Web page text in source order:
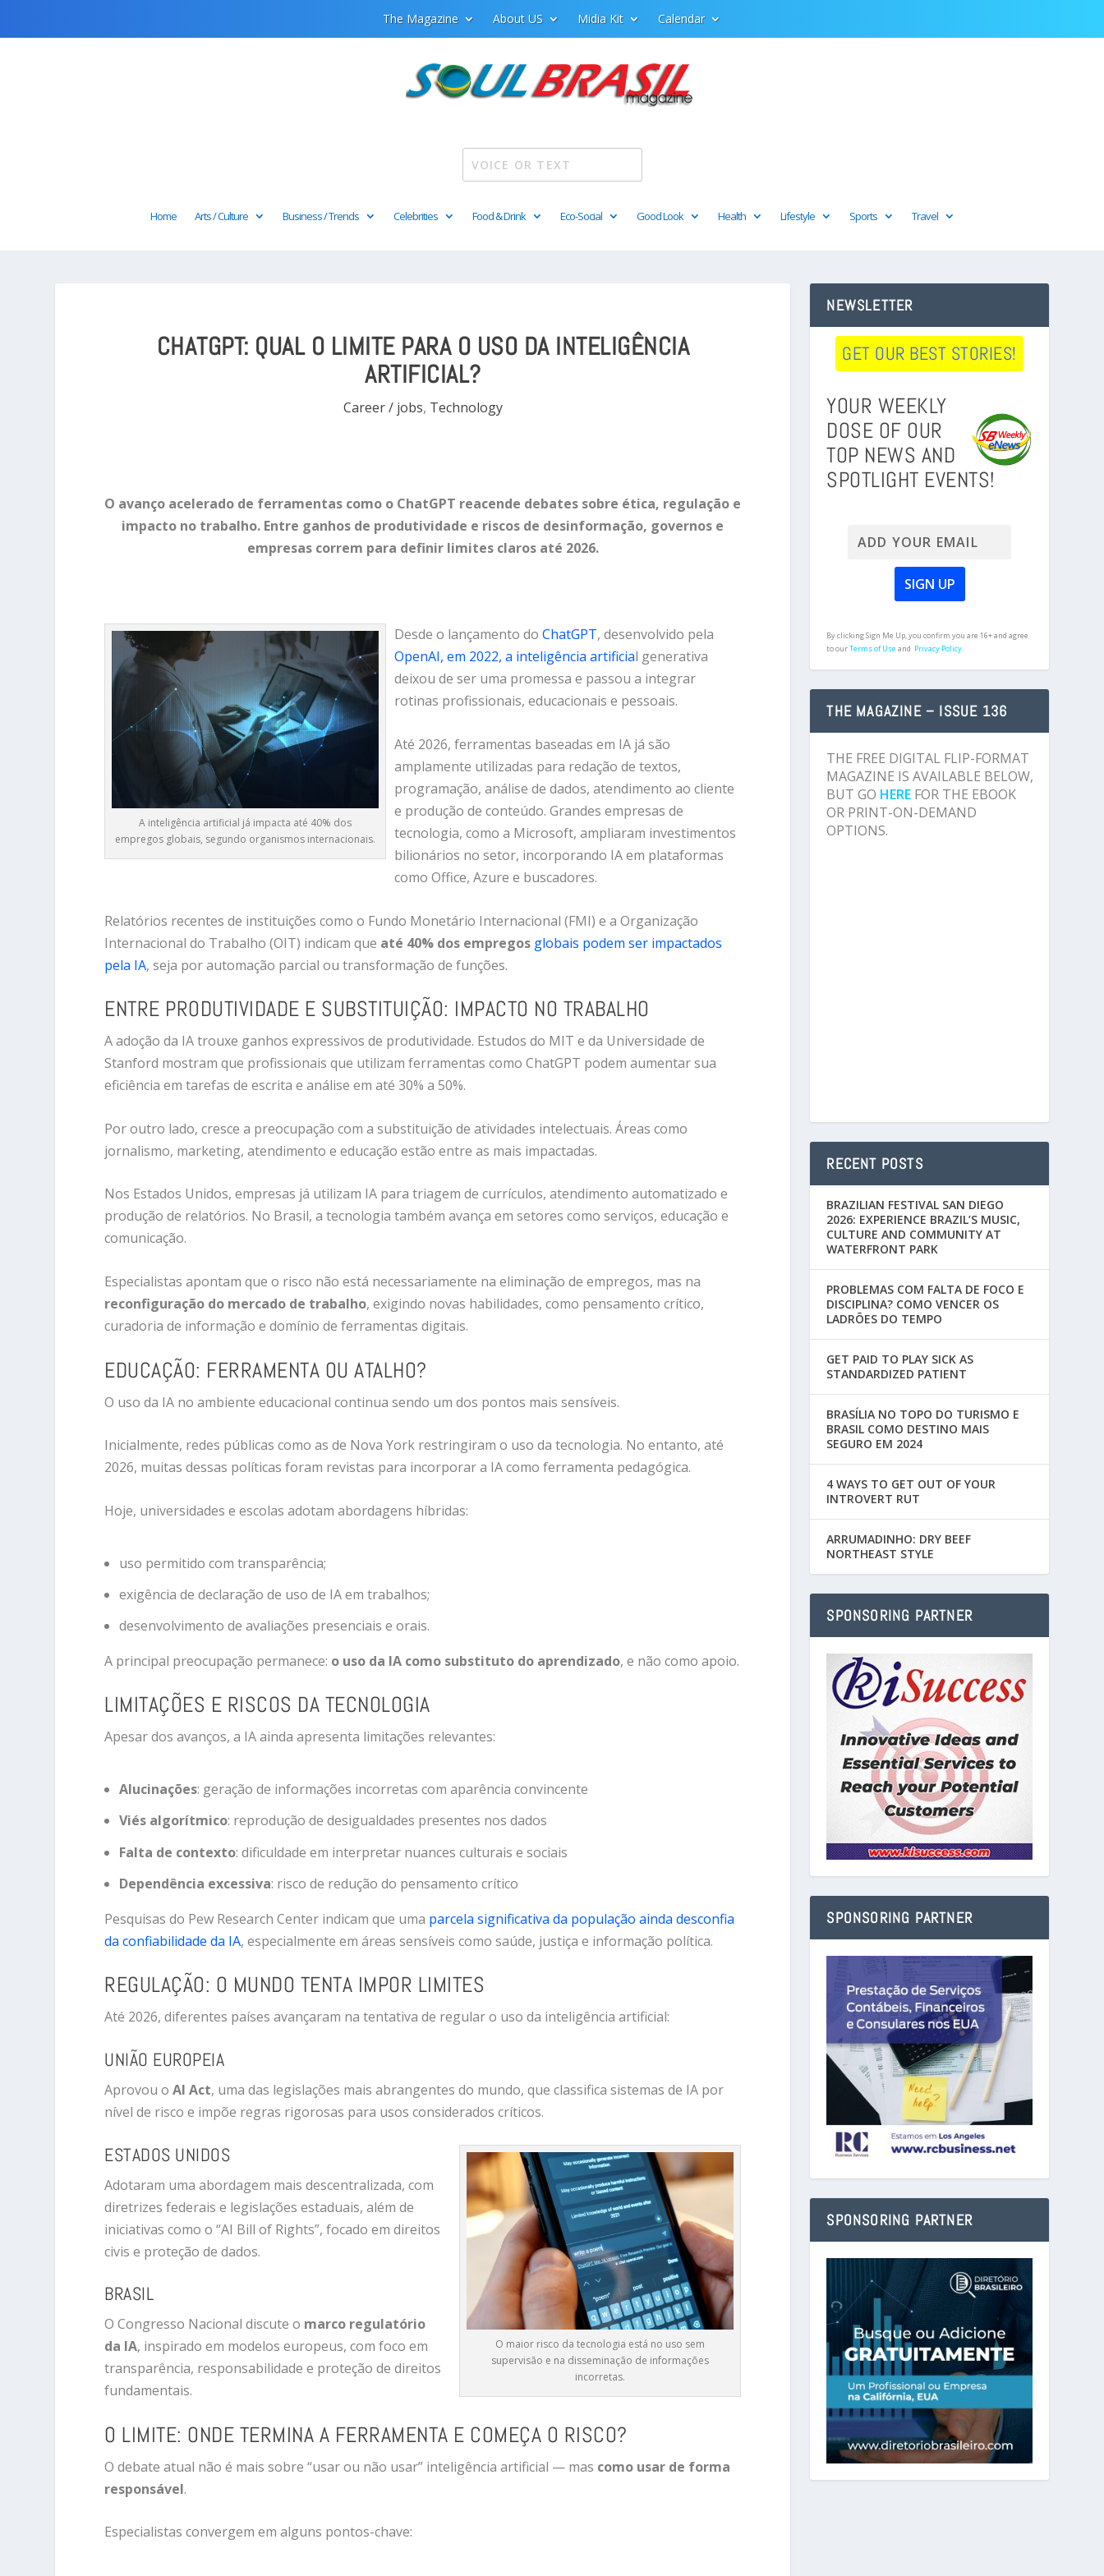
The Magazine About US Midia Kit Calendar
Home Arts / Culture Business / Trends Celebrities Food & Drink Eco-Social Good Look Health Lifestyle Sports Travel
CHATGPT: QUAL O LIMITE PARA O USO DA INTELIGÊNCIA
ARTIFICIAL?
Career / jobs, Technology
O avanço acelerado de ferramentas como o ChatGPT reacende debates sobre ética, regulação e
impacto no trabalho. Entre ganhos de produtividade e riscos de desinformação, governos e
empresas correm para definir limites claros até 2026.
A inteligência artificial já impacta até 40% dos
empregos globais, segundo organismos internacionais.
Desde o lançamento doChatGPT, desenvolvido pela
OpenAI, em 2022, a inteligência artificial generativa
deixou de ser uma promessa e passou a integrar
rotinas profissionais, educacionais e pessoais.
Até 2026, ferramentas baseadas em IA já são
amplamente utilizadas para redação de textos,
programação, análise de dados, atendimento ao cliente
e produção de conteúdo. Grandes empresas de
tecnologia, como a Microsoft, ampliaram investimentos
bilionários no setor, incorporando IA em plataformas
como Office, Azure e buscadores.
Relatórios recentes de instituições como o Fundo Monetário Internacional (FMI) e a Organização
Internacional do Trabalho (OIT) indicam que até 40% dos empregos globais podem ser impactados
pela IA, seja por automação parcial ou transformação de funções.
ENTRE PRODUTIVIDADE E SUBSTITUIÇÃO: IMPACTO NO TRABALHO
A adoção da IA trouxe ganhos expressivos de produtividade. Estudos do MIT e da Universidade de
Stanford mostram que profissionais que utilizam ferramentas como ChatGPT podem aumentar sua
eficiência em tarefas de escrita e análise em até 30% a 50%.
Por outro lado, cresce a preocupação com a substituição de atividades intelectuais. Áreas como
jornalismo, marketing, atendimento e educação estão entre as mais impactadas.
Nos Estados Unidos, empresas já utilizam IA para triagem de currículos, atendimento automatizado e
produção de relatórios. No Brasil, a tecnologia também avança em setores como serviços, educação e
comunicação.
Especialistas apontam que o risco não está necessariamente na eliminação de empregos, mas na
reconfiguração do mercado de trabalho, exigindo novas habilidades, como pensamento crítico,
curadoria de informação e domínio de ferramentas digitais.
EDUCAÇÃO: FERRAMENTA OU ATALHO?
O uso da IA no ambiente educacional continua sendo um dos pontos mais sensíveis.
Inicialmente, redes públicas como as de Nova York restringiram o uso da tecnologia. No entanto, até
2026, muitas dessas políticas foram revistas para incorporar a IA como ferramenta pedagógica.
Hoje, universidades e escolas adotam abordagens híbridas:
uso permitido com transparência;
exigência de declaração de uso de IA em trabalhos;
desenvolvimento de avaliações presenciais e orais.
A principal preocupação permanece: o uso da IA como substituto do aprendizado, e não como apoio.
LIMITAÇÕES E RISCOS DA TECNOLOGIA
Apesar dos avanços, a IA ainda apresenta limitações relevantes:
Alucinações: geração de informações incorretas com aparência convincente
Viés algorítmico: reprodução de desigualdades presentes nos dados
Falta de contexto: dificuldade em interpretar nuances culturais e sociais
Dependência excessiva: risco de redução do pensamento crítico
Pesquisas do Pew Research Center indicam que uma parcela significativa da população ainda desconfia
da confiabilidade da IA, especialmente em áreas sensíveis como saúde, justiça e informação política.
REGULAÇÃO: O MUNDO TENTA IMPOR LIMITES
Até 2026, diferentes países avançaram na tentativa de regular o uso da inteligência artificial:
UNIÃO EUROPEIA
Aprovou oAI Act, uma das legislações mais abrangentes do mundo, que classifica sistemas de IA por
nível de risco e impõe regras rigorosas para usos considerados críticos.
O maior risco da tecnologia está no uso sem
supervisão e na disseminação de informações
incorretas.
ESTADOS UNIDOS
Adotaram uma abordagem mais descentralizada, com
diretrizes federais e legislações estaduais, além de
iniciativas como o “AI Bill of Rights”, focado em direitos
civis e proteção de dados.
BRASIL
O Congresso Nacional discute o marco regulatório
da IA, inspirado em modelos europeus, com foco em
transparência, responsabilidade e proteção de direitos
fundamentais.
O LIMITE: ONDE TERMINA A FERRAMENTA E COMEÇA O RISCO?
O debate atual não é mais sobre “usar ou não usar” inteligência artificial — mas como usar de forma
responsável.
Especialistas convergem em alguns pontos-chave:
NEWSLETTER
GET OUR BEST STORIES!
YOUR WEEKLY
DOSE OF OUR
TOP NEWS AND
SPOTLIGHT EVENTS!
By clicking Sign Me Up, you confirm you are 16+ and agree
to ourTerms of Useand Privacy Policy.
THE MAGAZINE – ISSUE 136
THE FREE DIGITAL FLIP-FORMAT
MAGAZINE IS AVAILABLE BELOW,
BUT GO HERE FOR THE EBOOK
OR PRINT-ON-DEMAND
OPTIONS.
RECENT POSTS
BRAZILIAN FESTIVAL SAN DIEGO
2026: EXPERIENCE BRAZIL’S MUSIC,
CULTURE AND COMMUNITY AT
WATERFRONT PARK
PROBLEMAS COM FALTA DE FOCO E
DISCIPLINA? COMO VENCER OS
LADRÕES DO TEMPO
GET PAID TO PLAY SICK AS
STANDARDIZED PATIENT
BRASÍLIA NO TOPO DO TURISMO E
BRASIL COMO DESTINO MAIS
SEGURO EM 2024
4 WAYS TO GET OUT OF YOUR
INTROVERT RUT
ARRUMADINHO: DRY BEEF
NORTHEAST STYLE
SPONSORING PARTNER
SPONSORING PARTNER
SPONSORING PARTNER